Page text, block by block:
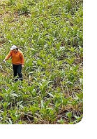
สมพงศ์กันหรือ
มให้เกิดเป็น
นการอ่านครับ